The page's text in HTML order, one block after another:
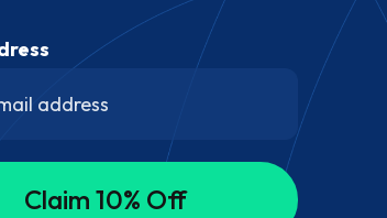
Claim 10% Off